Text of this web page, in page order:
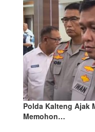
Polda Kalteng Ajak
Memohon…